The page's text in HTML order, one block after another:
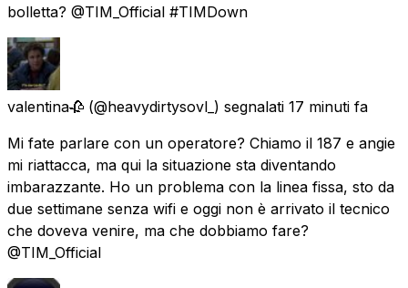
bolletta? @TIM_Official #TIMDown
valentina🥀 (@heavydirtysovl_) segnalati 17 minuti fa
Mi fate parlare con un operatore? Chiamo il 187 e angie
mi riattacca, ma qui la situazione sta diventando
imbarazzante. Ho un problema con la linea fissa, sto da
due settimane senza wifi e oggi non è arrivato il tecnico
che doveva venire, ma che dobbiamo fare?
@TIM_Official